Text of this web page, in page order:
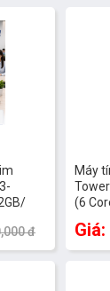
surround sound
đ
Máy
(6
M.2
UHD